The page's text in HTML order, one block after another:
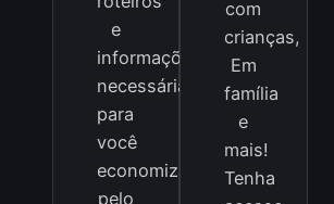
e
informações
necessárias
para
você
economizar
pelo
com
crianças,
Em
família
e
mais!
Tenha